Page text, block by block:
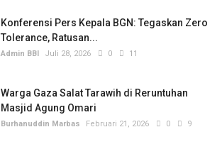
Konferensi Pers Kepala BGN: Tegaskan Zero
Tolerance, Ratusan...
Admin BBI Juli 28, 2026 0 11
Warga Gaza Salat Tarawih di Reruntuhan
Masjid Agung Omari
Burhanuddin Marbas Februari 21, 2026 0 9